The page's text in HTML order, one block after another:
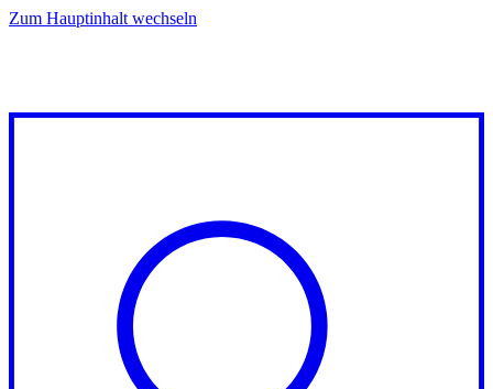
Zum Hauptinhalt wechseln